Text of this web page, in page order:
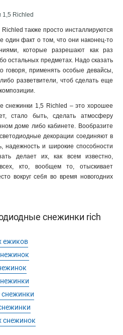
1,5 Richled
также просто инсталлируются
один факт о том, что они наконец-то
которые разрешают как раз
остальных предметах. Надо сказать
говоря, применять особые девайсы,
разветвители, чтоб сделать еще
снежинки 1,5 Richled – это хорошее
стало быть, сделать атмосферу
доме либо кабинете. Вообразите
декорации соединяют в
надежность и широкие способности
делает их, как всем известно,
кто, вообщем то, отыскивает
вокруг себя во время новогодних
снежинки rich
ежиков
снежинок